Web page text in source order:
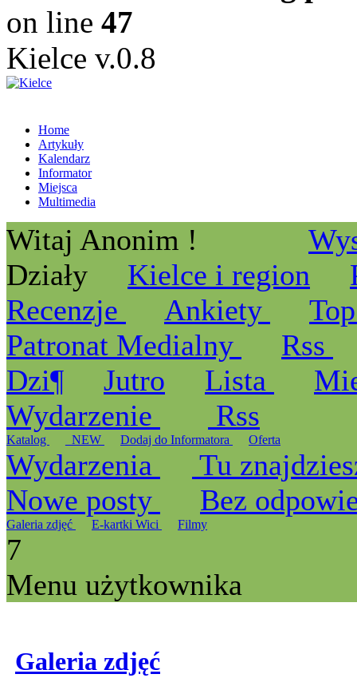
on line 47
Kielce v.0.8
Home
Artykuły
Kalendarz
Informator
Miejsca
Multimedia
Witaj Anonim !
Działy
Kielce i region
Recenzje
Ankiety
Patronat Medialny
Rss
Dzi¶
Jutro Lista
Wydarzenie
Rss
Katalog _NEW Dodaj do Informatora Oferta
Wydarzenia
Tu
Nowe posty
Bez
Galeria zdjęć E-kartki Wici Filmy
7
Menu użytkownika
Galeria zdjęć